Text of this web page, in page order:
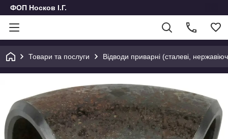
ФОП Носков І.Г.
Товари та послуги Відводи приварні (сталеві,